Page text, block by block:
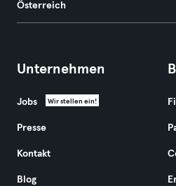
Österreich
Unternehmen
Jobs Wir stellen ein!
Presse
Kontakt
Blog